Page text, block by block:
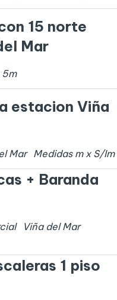
15 norte
Mar
5m
estacion Viña
Mar Medidas m x S/Im
+ Baranda
Viña del Mar
1 piso